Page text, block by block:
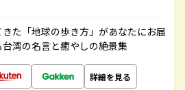
た「地球の歩き方」があなたにお届
湾の名言と癒やしの絶景集
詳細を見る